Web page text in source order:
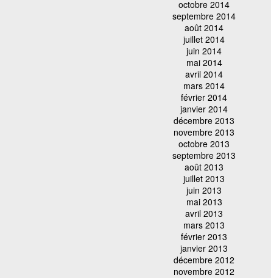
octobre 2014
septembre 2014
août 2014
juillet 2014
juin 2014
mai 2014
avril 2014
mars 2014
février 2014
janvier 2014
décembre 2013
novembre 2013
octobre 2013
septembre 2013
août 2013
juillet 2013
juin 2013
mai 2013
avril 2013
mars 2013
février 2013
janvier 2013
décembre 2012
novembre 2012